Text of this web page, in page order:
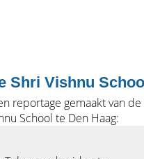
Shri Vishnu
reportage gemaakt van de
School te Den Haag: